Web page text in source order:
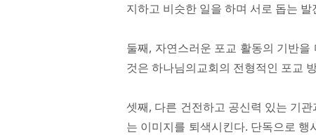
지하고 비슷한 일을 하며 서로 돕는
둘째, 자연스러운 포교 활동의 기반
것은 하나님의교회의 전형적인 포교
셋째, 다른 건전하고 공신력 있는 기
는 이미지를 퇴색시킨다. 단독으로